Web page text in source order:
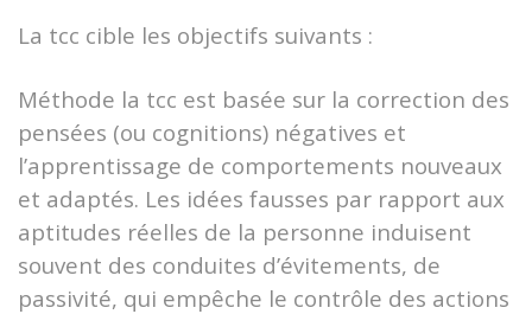
La tcc cible les objectifs suivants :
Méthode la tcc est basée sur la correction des
pensées (ou cognitions) négatives et
l’apprentissage de comportements nouveaux
et adaptés. Les idées fausses par rapport aux
aptitudes réelles de la personne induisent
souvent des conduites d’évitements, de
passivité, qui empêche le contrôle des actions